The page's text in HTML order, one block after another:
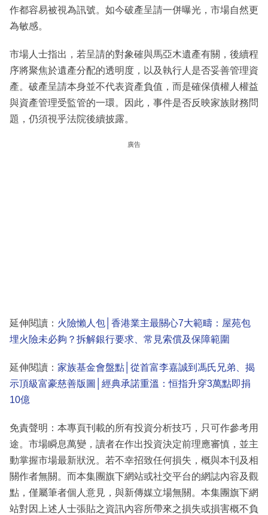
作都容易被視為訊號。如今破產呈請一併曝光，市場自然更
為敏感。
市場人士指出，若呈請的對象確與馬亞木遺產有關，後續程
序將聚焦於遺產分配的透明度，以及執行人是否妥善管理資
產。破產呈請本身並不代表資產負值，而是確保債權人權益
與資產管理受監管的一環。因此，事件是否反映家族財務問
題，仍須視乎法院後續披露。
廣告
延伸閱讀： 火險懶人包│香港業主最關心7大範疇：屋苑包
埋火險未必夠？拆解銀行要求、常見索償及保障範圍
延伸閱讀： 家族基金會盤點│從首富李嘉誠到馮氏兄弟、揭
示頂級富豪慈善版圖│經典承諾重溫：恒指升穿3萬點即捐
10億
免責聲明：本專頁刊載的所有投資分析技巧，只可作參考用
途。市場瞬息萬變，讀者在作出投資決定前理應審慎，並主
動掌握市場最新狀況。若不幸招致任何損失，概與本刊及相
關作者無關。而本集團旗下網站或社交平台的網誌內容及觀
點，僅屬筆者個人意見，與新傳媒立場無關。本集團旗下網
站對因上述人士張貼之資訊內容所帶來之損失或損害概不負